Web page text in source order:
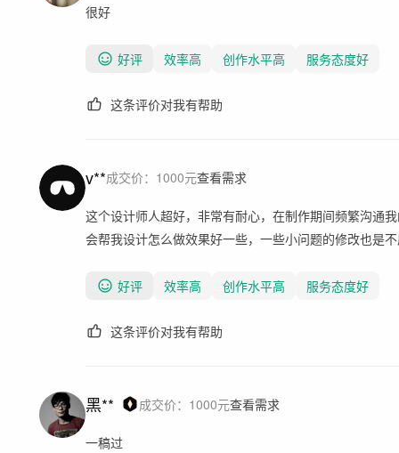
很好
好评 效率高 创作水平高 服务态度好
这条评价对我有帮助
v**成交价： 1000元查看需求
这个设计师人超好，非常有耐心，在制作期间频繁沟通
会帮我设计怎么做效果好一些，一些小问题的修改也是
好评 效率高 创作水平高 服务态度好
这条评价对我有帮助
黑** 成交价： 1000元查看需求
一稿过